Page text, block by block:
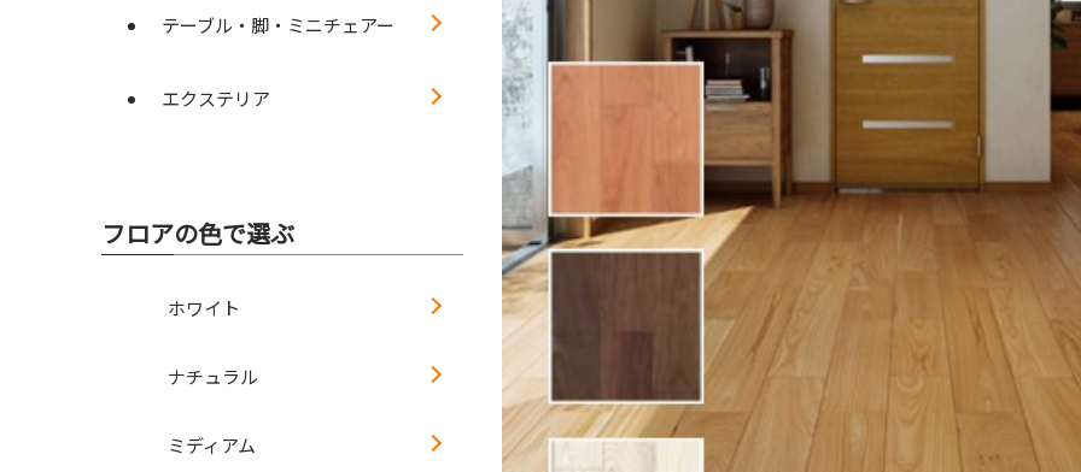
テーブル・脚・ミニチェアー
エクステリア
フロアの色で選ぶ
ホワイト
ナチュラル
ミディアム